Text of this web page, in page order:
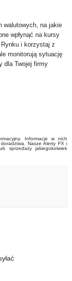
walutowych, na jakie
wpłynąć na kursy
i korzystaj z
monitorują sytuację
dla Twojej firmy
Informacje w nich
Nasze Alerty FX i
sprzedaży jakiegokolwiek